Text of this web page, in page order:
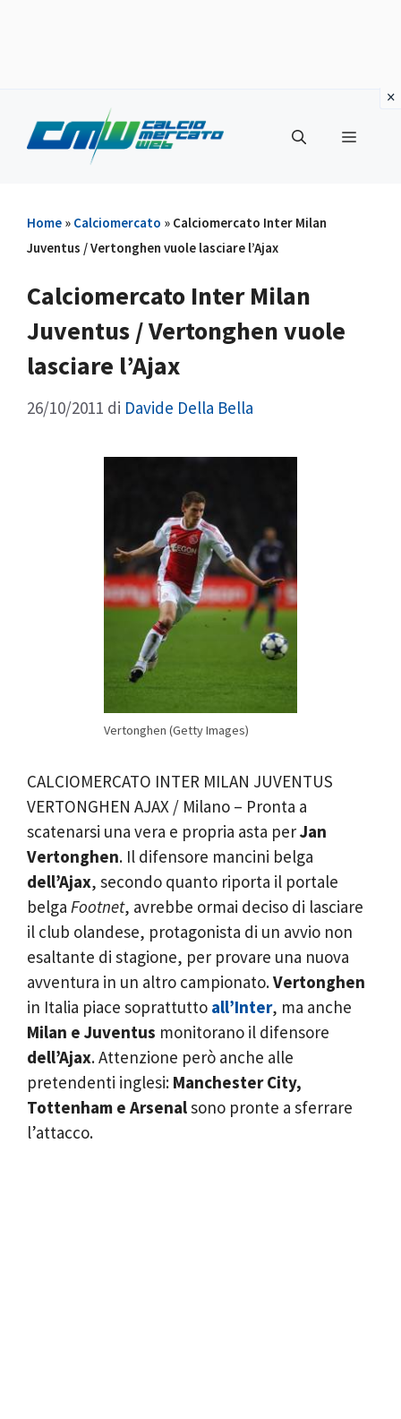
contenuto
Menu
Home » Calciomercato » Calciomercato Inter Milan
Juventus / Vertonghen vuole lasciare l’Ajax
Calciomercato Inter Milan
Juventus / Vertonghen vuole
lasciare l’Ajax
26/10/2011 di Davide Della Bella
Vertonghen (Getty Images)
CALCIOMERCATO INTER MILAN JUVENTUS
VERTONGHEN AJAX / Milano – Pronta a
scatenarsi una vera e propria asta perJan
Vertonghen. Il difensore mancini belga
dell’Ajax, secondo quanto riporta il portale
belga Footnet, avrebbe ormai deciso di lasciare
il club olandese, protagonista di un avvio non
esaltante di stagione, per provare una nuova
avventura in un altro campionato.Vertonghen
in Italia piace soprattutto all’Inter, ma anche
Milan e Juventus monitorano il difensore
dell’Ajax. Attenzione però anche alle
pretendenti inglesi: Manchester City,
Tottenham e Arsenalsono pronte a sferrare
l’attacco.